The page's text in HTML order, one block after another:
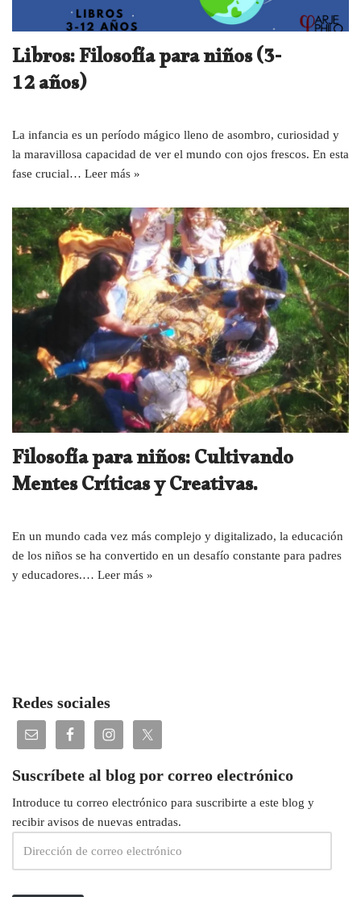
Libros: Filosofía para niños (3-
12 años)
La infancia es un período mágico lleno de asombro, curiosidad y
la maravillosa capacidad de ver el mundo con ojos frescos. En esta
fase crucial… Leer más »
Filosofía para niños: Cultivando
Mentes Críticas y Creativas.
En un mundo cada vez más complejo y digitalizado, la educación
de los niños se ha convertido en un desafío constante para padres
y educadores.… Leer más »
Redes sociales
Suscríbete al blog por correo electrónico
Introduce tu correo electrónico para suscribirte a este blog y
recibir avisos de nuevas entradas.